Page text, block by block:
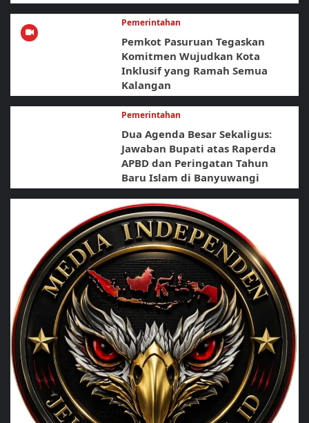
Pemerintahan
Pemkot Pasuruan Tegaskan
Komitmen Wujudkan Kota
Inklusif yang Ramah Semua
Kalangan
Pemerintahan
Dua Agenda Besar Sekaligus:
Jawaban Bupati atas Raperda
APBD dan Peringatan Tahun
Baru Islam di Banyuwangi